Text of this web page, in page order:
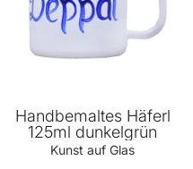
Handbemaltes Häferl
125ml dunkelgrün
Kunst auf Glas